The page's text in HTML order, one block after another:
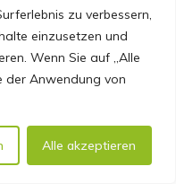
zu verbessern,
einzusetzen und
Wenn Sie auf „Alle
der Anwendung von
Alle akzeptieren